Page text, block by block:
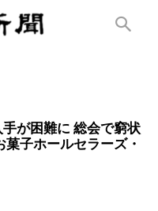
が困難に 総会で窮状
菓子ホールセラーズ・